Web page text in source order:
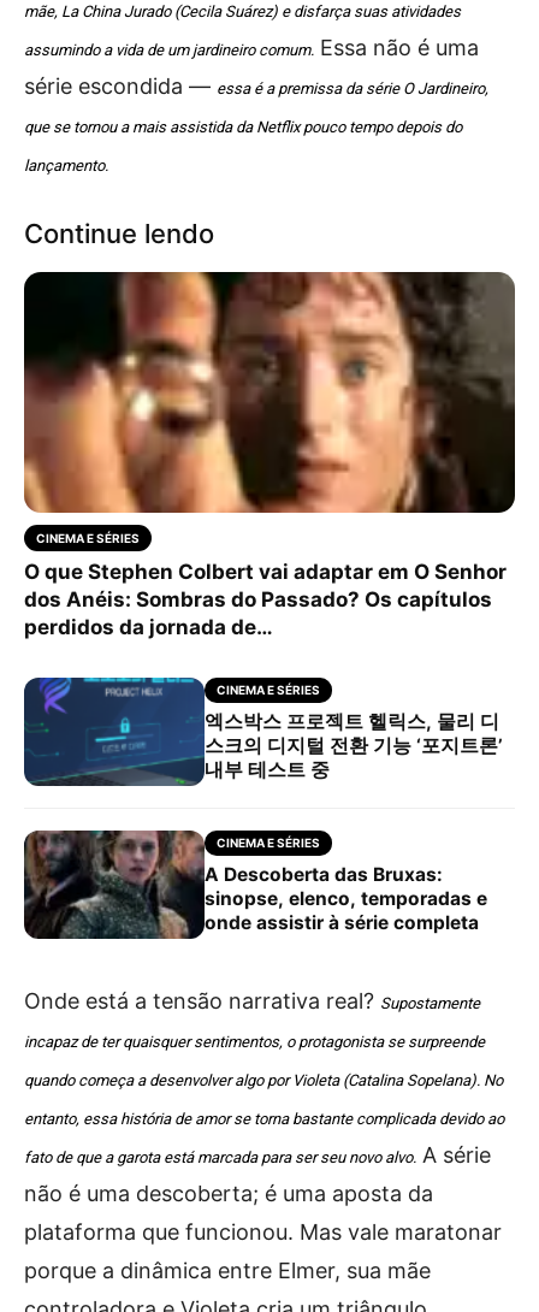
mãe, La China Jurado (Cecila Suárez) e disfarça suas atividades
assumindo a vida de um jardineiro comum. Essa não é uma
série escondida — essa é a premissa da série O Jardineiro,
que se tornou a mais assistida da Netflix pouco tempo depois do
lançamento.
Continue lendo
CINEMA E SÉRIES
O que Stephen Colbert vai adaptar em O Senhor
dos Anéis: Sombras do Passado? Os capítulos
perdidos da jornada de…
CINEMA E SÉRIES
엑스박스 프로젝트 헬릭스, 물리 디
스크의 디지털 전환 기능 ‘포지트론’
내부 테스트 중
CINEMA E SÉRIES
A Descoberta das Bruxas:
sinopse, elenco, temporadas e
onde assistir à série completa
Onde está a tensão narrativa real? Supostamente
incapaz de ter quaisquer sentimentos, o protagonista se surpreende
quando começa a desenvolver algo por Violeta (Catalina Sopelana). No
entanto, essa história de amor se torna bastante complicada devido ao
fato de que a garota está marcada para ser seu novo alvo. A série
não é uma descoberta; é uma aposta da
plataforma que funcionou. Mas vale maratonar
porque a dinâmica entre Elmer, sua mãe